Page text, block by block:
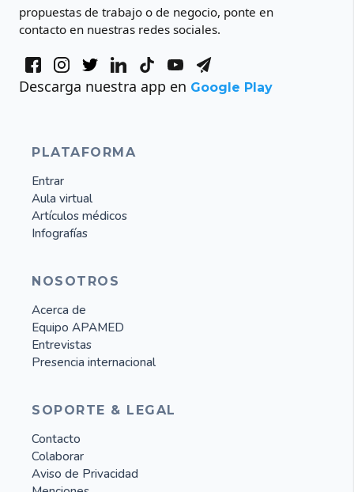
propuestas de trabajo o de negocio, ponte en
contacto en nuestras redes sociales.
Descarga nuestra app en Google Play
PLATAFORMA
Entrar
Aula virtual
Artículos médicos
Infografías
NOSOTROS
Acerca de
Equipo APAMED
Entrevistas
Presencia internacional
SOPORTE & LEGAL
Contacto
Colaborar
Aviso de Privacidad